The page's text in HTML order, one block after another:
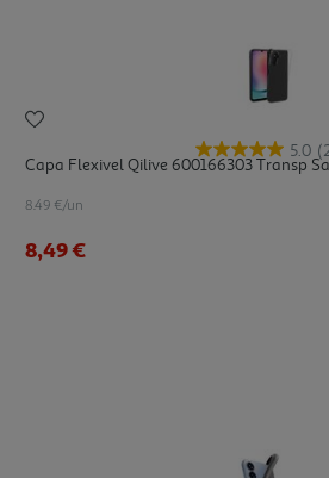
5.0
Capa Flexivel Qilive 600166303 Transp
8.49 €/un
8,49 €